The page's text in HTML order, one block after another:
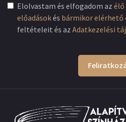
Elolvastam és elfogadom az
előadásokés bármikor elérhető
feltételeit és az Adatkezelési